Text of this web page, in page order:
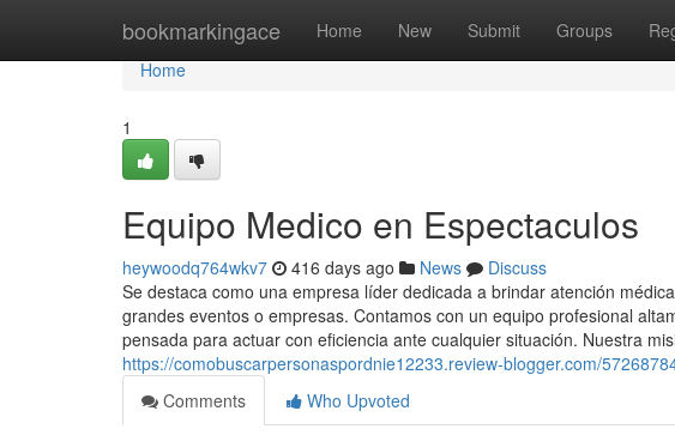
bookmarkingace Home New Submit Groups
Home
Home
1
Equipo Medico en Espectaculos
heywoodq764wkv7 416 days ago News
Discuss
Se destaca como una empresa líder dedicada a brindar atención
grandes eventos o empresas. Contamos con un equipo profesional
pensada para actuar con eficiencia ante cualquier situación. Nuestra
https://comobuscarpersonaspordnie12233.review-blogger.com/
Comments
Who Upvoted